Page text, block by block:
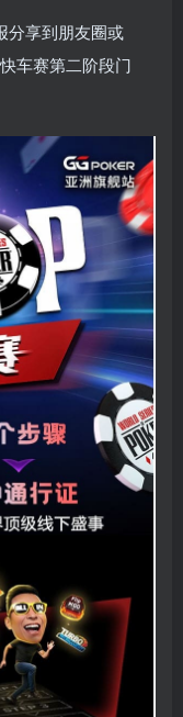
分享到朋友圈或
车赛第二阶段门